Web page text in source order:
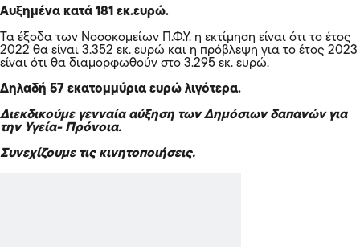
Αυξημένα κατά 181 εκ.ευρώ.
Τα έξοδα των Νοσοκομείων Π.Φ.Υ. η εκτίμηση είναι ότι το έτος
2022 θα είναι 3.352 εκ. ευρώ και η πρόβλεψη για το έτος 2023
είναι ότι θα διαμορφωθούν στο 3.295 εκ. ευρώ.
Δηλαδή 57 εκατομμύρια ευρώ λιγότερα.
Διεκδικούμε γενναία αύξηση των Δημόσιων δαπανών για
την Υγεία- Πρόνοια.
Συνεχίζουμε τις κινητοποιήσεις.